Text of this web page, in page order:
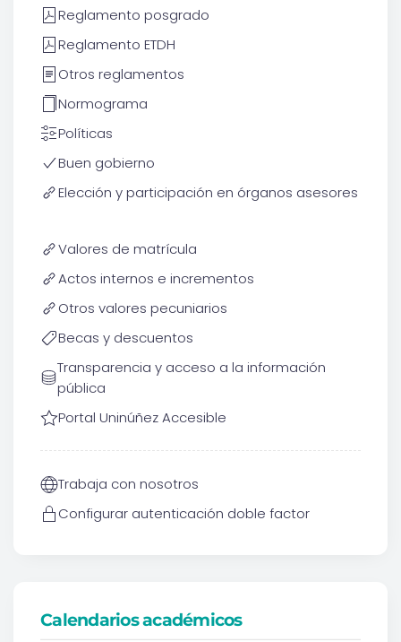
Reglamento posgrado
Reglamento ETDH
Otros reglamentos
Normograma
Políticas
Buen gobierno
Elección y participación en órganos asesores
Valores de matrícula
Actos internos e incrementos
Otros valores pecuniarios
Becas y descuentos
Transparencia y acceso a la información
pública
Portal Uninúñez Accesible
Trabaja con nosotros
Configurar autenticación doble factor
Calendarios académicos